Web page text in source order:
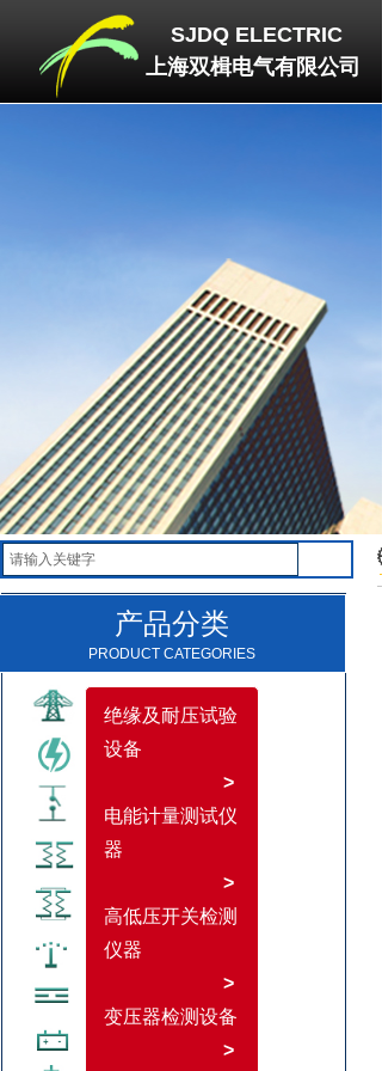
上海双楫电气有限公司
SJDQ ELECTRIC
绝缘及耐压试验
设备
>
电能计量测试仪
器
>
高低压开关检测
仪器
>
变压器检测设备
>
产品分类
PRODUCT CATEGORIES